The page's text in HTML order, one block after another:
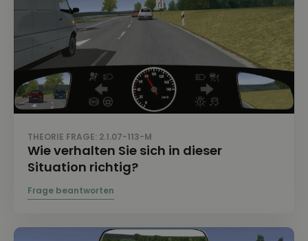
THEORIE FRAGE: 2.1.07-113-M
Wie verhalten Sie sich in dieser
Situation richtig?